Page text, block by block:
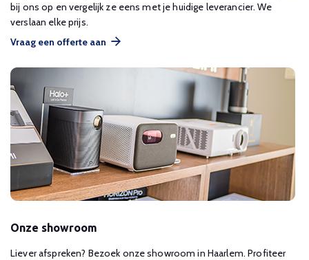
bij ons op en vergelijk ze eens met je huidige leverancier. We
verslaan elke prijs.
Vraag een offerte aan
Onze showroom
Liever afspreken? Bezoek onze showroom in Haarlem. Profiteer